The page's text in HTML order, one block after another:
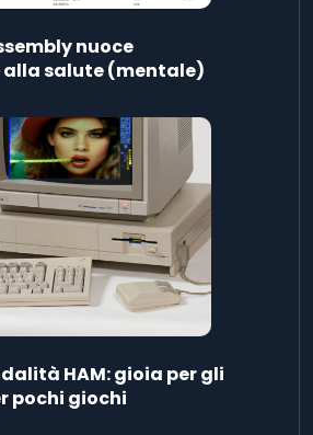
nuoce
salute (mentale)
HAM: gioia per gli
pochi giochi